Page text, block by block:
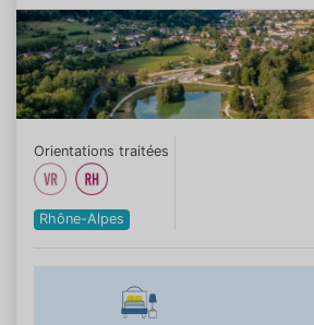
Orientations traitées
Rhône-Alpes